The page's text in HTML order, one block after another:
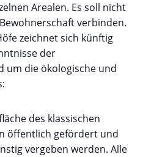
Arealen. Es soll nicht
verbinden.
zeichnet sich künftig
der
um die ökologische und
des klassischen
öffentlich gefördert und
vergeben werden. Alle